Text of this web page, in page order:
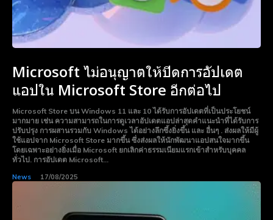
Microsoft ไม่อนุญาตให้ปิดการอัปเดต
แอปใน Microsoft Store อีกต่อไป
Microsoft Store บน Windows 11 และ 10 ได้รับการอัปเดตที่เป็นประโยชน์
มากมาย เช่น ความสามารถในการดูเวลาอัปเดตแอปล่าสุดคำแนะนำที่ได้รับการ
ปรับปรุง การผสานรวมกับ Windows ได้อย่างลึกซึ้งยิ่งขึ้น และ อื่นๆ . ส่งผลให้มีผู้
ใช้แอปจาก Microsoft Store มากขึ้น ซึ่งส่งผลให้นักพัฒนาแอปสนใจมากขึ้น
โดยเฉพาะอย่างยิ่งเมื่อ Microsoft ยกเลิกค่าธรรมเนียมแรกเข้าสำหรับบุคคล
ทั่วไป. การอัปเดต Microsoft...
News 17/08/2025